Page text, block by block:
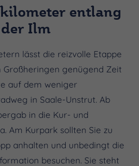
entlang
der Ilm
lässt die reizvolle Etappe
Großheringen genügend Zeit
auf dem weniger
in Saale-Unstrut. Ab
in die Kur- und
Am Kurpark sollten Sie zu
anhalten und unbedingt die
besuchen. Sie steht